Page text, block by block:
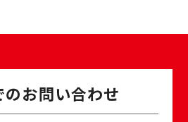
のお問い合わせ